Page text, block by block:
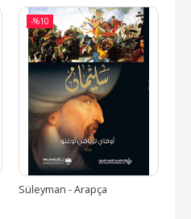
-%10
Süleyman - Arapça